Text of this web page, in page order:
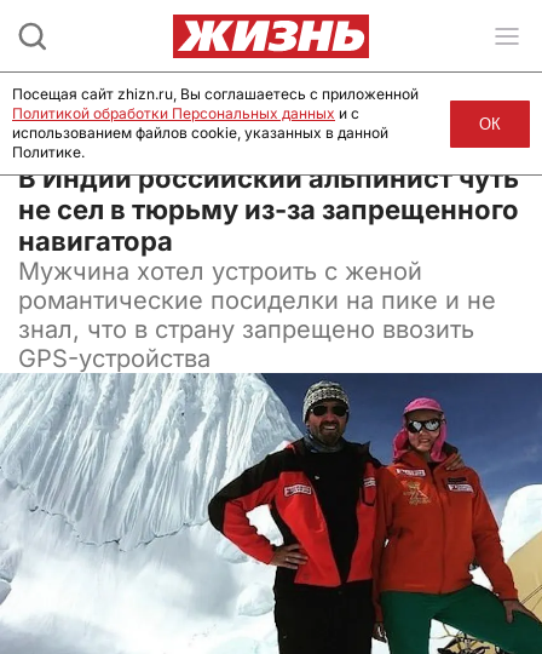
04 ноября 2025, 11:00
В Индии российский альпинист чуть
не сел в тюрьму из-за запрещенного
навигатора
Мужчина хотел устроить с женой
романтические посиделки на пике и не
знал, что в страну запрещено ввозить
GPS-устройства
Посещая сайт zhizn.ru, Вы соглашаетесь с приложенной
Политикой обработки Персональных данных и с
использованием файлов cookie, указанных в данной
Политике.
ОК